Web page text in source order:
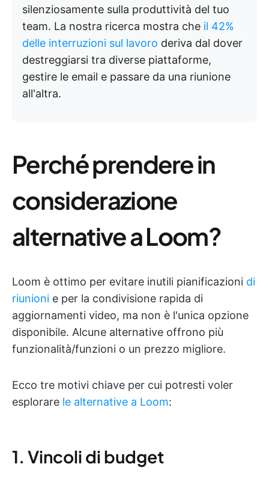
silenziosamente sulla produttività del tuo
team. La nostra ricerca mostra che il 42%
delle interruzioni sul lavoro deriva dal dover
destreggiarsi tra diverse piattaforme,
gestire le email e passare da una riunione
all'altra.
Perché prendere in
considerazione
alternative a Loom?
Loom è ottimo per evitare inutili pianificazioni di
riunioni e per la condivisione rapida di
aggiornamenti video, ma non è l'unica opzione
disponibile. Alcune alternative offrono più
funzionalità/funzioni o un prezzo migliore.
Ecco tre motivi chiave per cui potresti voler
esplorare le alternative a Loom:
1. Vincoli di budget